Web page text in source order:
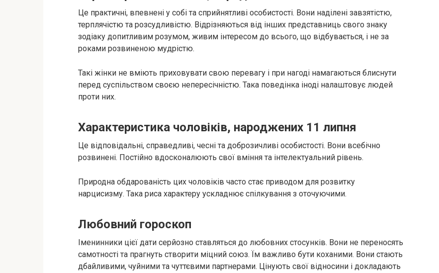
Це практичні, впевнені у собі та сприйнятливі особистості. Вони наділені завзятістю,
терплячістю та розсудливістю. Відрізняються від інших представниць свого знаку
зодіаку допитливим розумом, живим інтересом до всього, що відбувається, і не за
роками розвиненою мудрістю.
Такі жінки не вміють приховувати свою перевагу і при нагоді намагаються блиснути
перед суспільством своєю непересічністю. Така поведінка іноді налаштовує людей
проти них.
Характеристика чоловіків, народжених 11 липня
Це відповідальні, справедливі, чесні та доброзичливі особистості. Вони всебічно
розвинені. Постійно вдосконалюють свої вміння та інтелектуальний рівень.
Природна обдарованість цих чоловіків часто стає приводом для розвитку
нарцисизму. Така риса характеру ускладнює спілкування з оточуючими.
Любовний гороскоп
Іменинники цієї дати серйозно ставляться до любовних стосунків. Вони не переносять
самотності та прагнуть створити міцний союз. Їм важливо бути коханими. Вони стають
дбайливими, чуйними та чуттєвими партнерами. Цінують свої відносини і докладають